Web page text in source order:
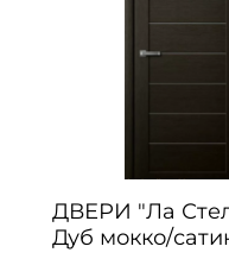
ДВЕРИ "Ла
Дуб мокко/